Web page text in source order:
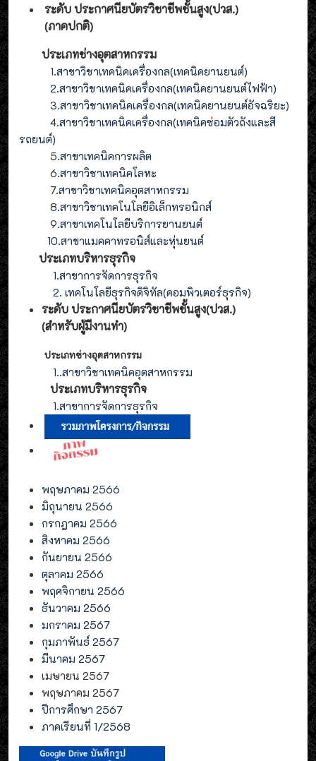
ระดับ ประกาศนียบัตรวิชาชีพชั้นสูง(ปวส.)
(ภาคปกติ)
ประเภทช่างอุตสาหกรรม
1.สาขาวิชาเทคนิคเครื่องกล(เทคนิคยานยนต์)
2.สาขาวิชาเทคนิคเครื่องกล(เทคนิคยานยนต์ไฟฟ้า)
3.สาขาวิชาเทคนิคเครื่องกล(เทคนิคยานยนต์อัจฉริยะ)
4.สาขาวิชาเทคนิคเครื่องกล(เทคนิคซ่อมตัวถังและสี
รถยนต์)
5.สาขาเทคนิคการผลิต
6.สาขาวิชาเทคนิคโลหะ
7.สาขาวิชาเทคนิคอุตสาหกรรม
8.สาขาวิชาเทคโนโลยีอิเล็กทรอนิกส์
9.สาขาเทคโนโลยีบริการยานยนต์
10.สาขาแมคคาทรอนิส์และหุ่นยนต์
ประเภทบริหารธุรกิจ
1.สาขาการจัดการธุรกิจ
2. เทคโนโลยีธุรกิจดิจิทัล(คอมพิวเตอร์ธุรกิจ)
ระดับ ประกาศนียบัตรวิชาชีพชั้นสูง(ปวส.)
(สำหรับผู้มีงานทำ)
ประเภทช่างอุตสาหกรรม
1..สาขาวิชาเทคนิคอุตสาหกรรม
ประเภทบริหารธุรกิจ
1.สาขาการจัดการธุรกิจ
พฤษภาคม 2566
มิถุนายน 2566
กรกฎาคม 2566
สิงหาคม 2566
กันยายน 2566
ตุลาคม 2566
พฤศจิกายน 2566
ธันวาคม 2566
มกราคม 2567
กุมภาพันธ์ 2567
มีนาคม 2567
เมษายน 2567
พฤษภาคม 2567
ปีการศึกษา 2567
ภาคเรียนที่ 1/2568